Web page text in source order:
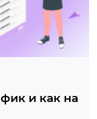
и как на